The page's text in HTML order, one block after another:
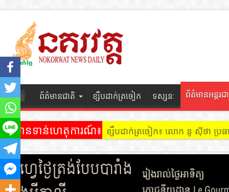
ព័ត៌មានជាតិ ខ្សឹបដាក់ត្រចៀក ទស្សនៈ ព័ត៌មានអន្តរជ
ព័ត៌មានទាន់ហេតុការណ៍៖ ខ្សឹបដាក់ត្រចៀក ៖ អគារ Sky 31